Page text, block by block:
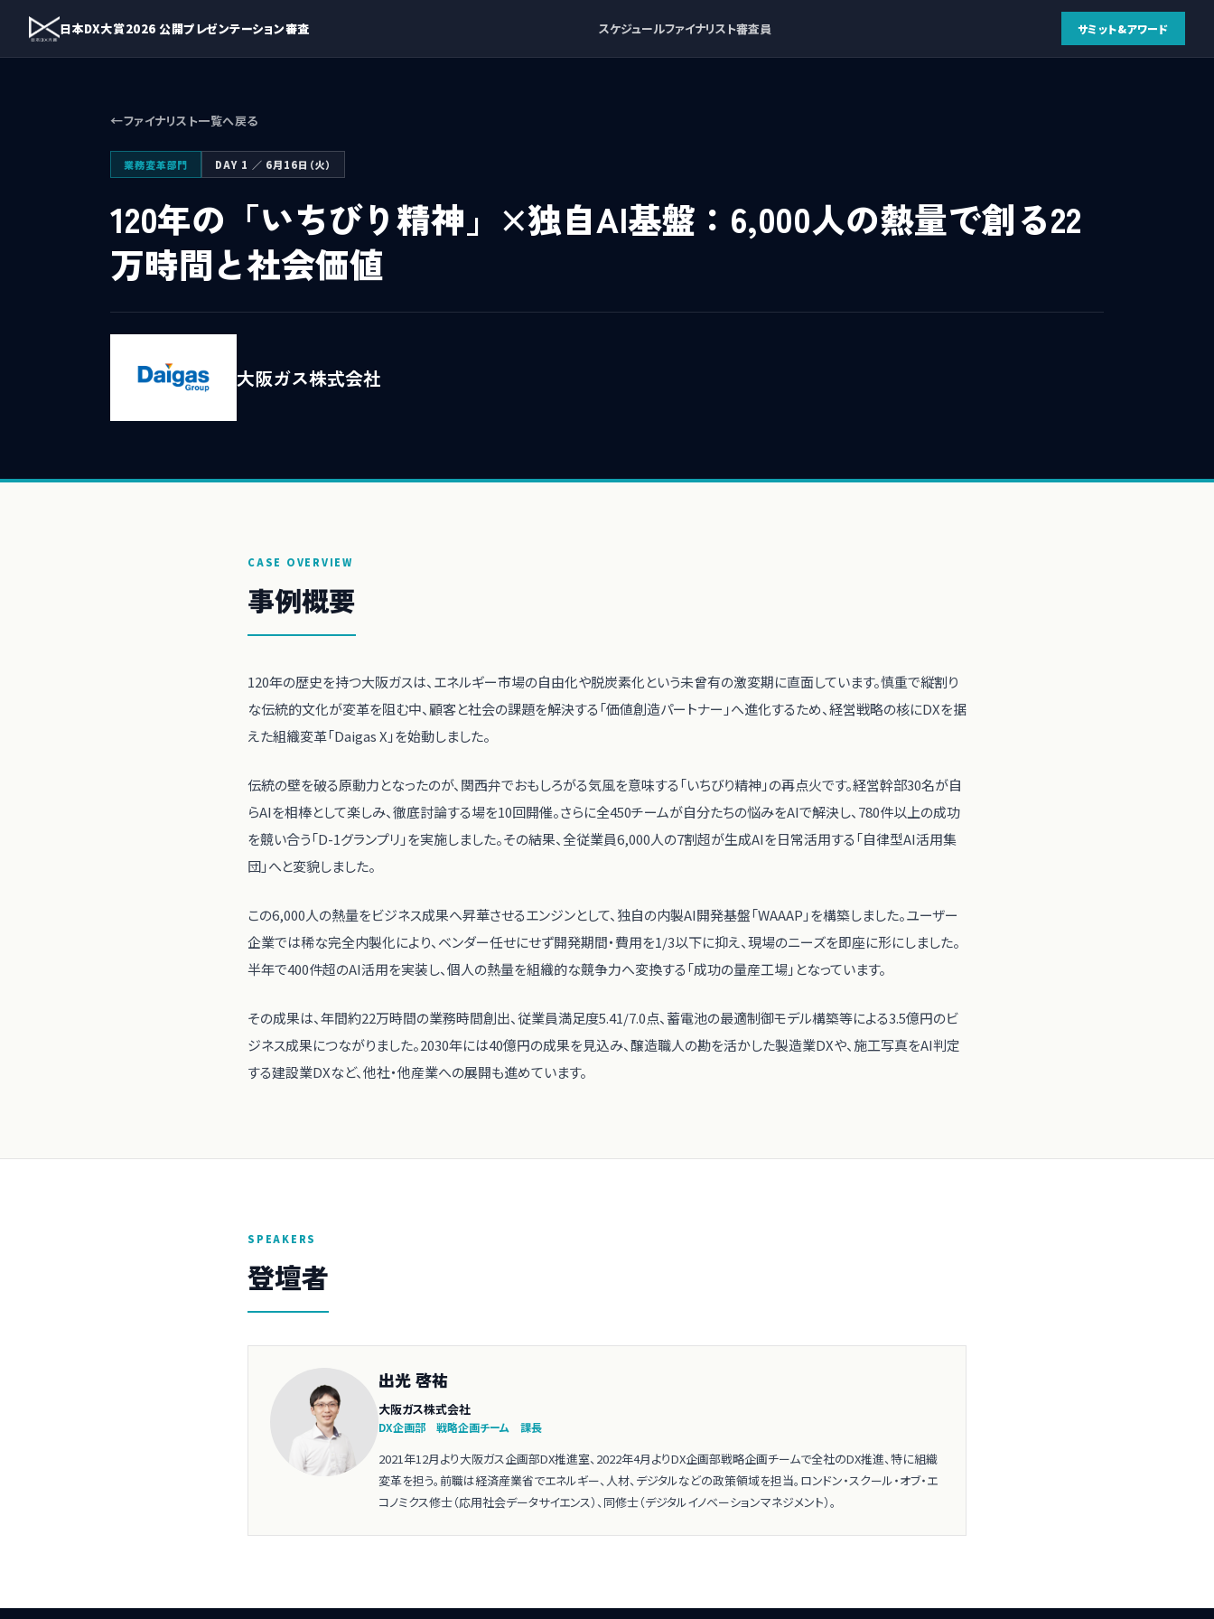
日本DX大賞2026 公開プレゼンテーション審査 スケジュールファイナリスト審査員 サミット&アワード
ファイナリスト一覧へ戻る
業務変革部門 DAY 1 ／ 6月16日（火）
120年の「いちびり精神」×独自AI基盤：6,000人の熱量で創る22
万時間と社会価値
大阪ガス株式会社
CASE OVERVIEW
事例概要
120年の歴史を持つ大阪ガスは、エネルギー市場の自由化や脱炭素化という未曾有の激変期に直面しています。慎重で縦割り
な伝統的文化が変革を阻む中、顧客と社会の課題を解決する「価値創造パートナー」へ進化するため、経営戦略の核にDXを据
えた組織変革「Daigas X」を始動しました。
伝統の壁を破る原動力となったのが、関西弁でおもしろがる気風を意味する「いちびり精神」の再点火です。経営幹部30名が自
らAIを相棒として楽しみ、徹底討論する場を10回開催。さらに全450チームが自分たちの悩みをAIで解決し、780件以上の成功
を競い合う「D-1グランプリ」を実施しました。その結果、全従業員6,000人の7割超が生成AIを日常活用する「自律型AI活用集
団」へと変貌しました。
この6,000人の熱量をビジネス成果へ昇華させるエンジンとして、独自の内製AI開発基盤「WAAAP」を構築しました。ユーザー
企業では稀な完全内製化により、ベンダー任せにせず開発期間・費用を1/3以下に抑え、現場のニーズを即座に形にしました。
半年で400件超のAI活用を実装し、個人の熱量を組織的な競争力へ変換する「成功の量産工場」となっています。
その成果は、年間約22万時間の業務時間創出、従業員満足度5.41/7.0点、蓄電池の最適制御モデル構築等による3.5億円のビ
ジネス成果につながりました。2030年には40億円の成果を見込み、醸造職人の勘を活かした製造業DXや、施工写真をAI判定
する建設業DXなど、他社・他産業への展開も進めています。
SPEAKERS
登壇者
出光 啓祐
大阪ガス株式会社
DX企画部 戦略企画チーム 課長
2021年12月より大阪ガス企画部DX推進室、2022年4月よりDX企画部戦略企画チームで全社のDX推進、特に組織
変革を担う。前職は経済産業省でエネルギー、人材、デジタルなどの政策領域を担当。ロンドン・スクール・オブ・エ
コノミクス修士（応用社会データサイエンス）、同修士（デジタルイノベーションマネジメント）。